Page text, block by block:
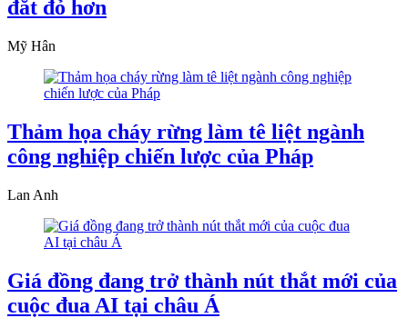
đắt đỏ hơn
Mỹ Hân
Thảm họa cháy rừng làm tê liệt ngành
công nghiệp chiến lược của Pháp
Lan Anh
Giá đồng đang trở thành nút thắt mới của
cuộc đua AI tại châu Á